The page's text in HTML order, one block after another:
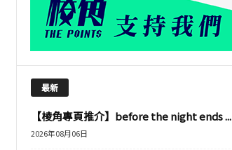
最新
【棱角專頁推介】before the night ends ...
2026年08月06日